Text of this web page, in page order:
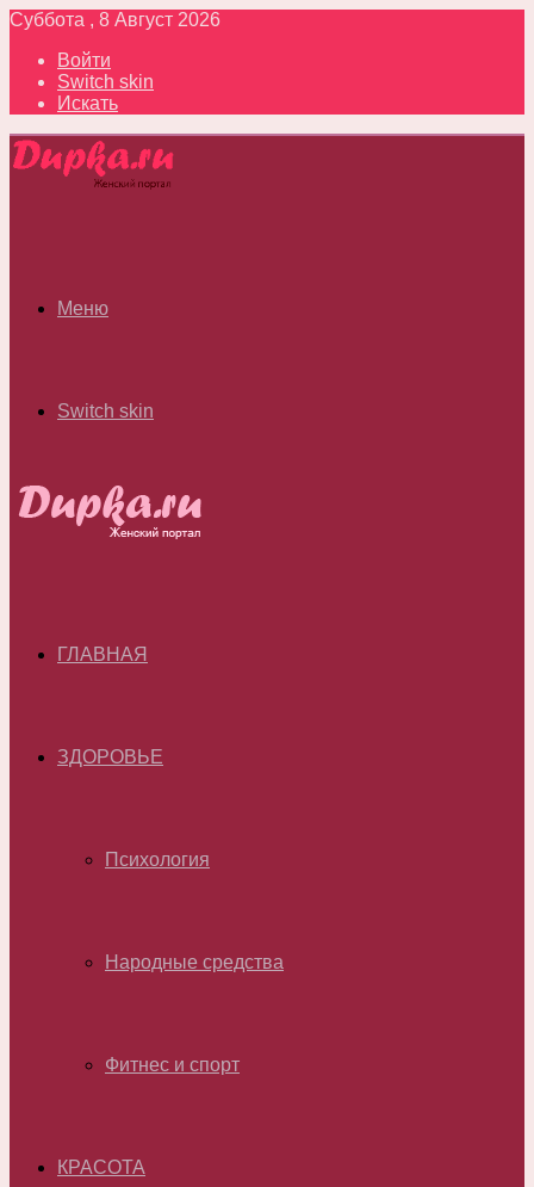
Суббота , 8 Август 2026
Войти
Switch skin
Искать
Меню
Switch skin
ГЛАВНАЯ
ЗДОРОВЬЕ
Психология
Народные средства
Фитнес и спорт
КРАСОТА